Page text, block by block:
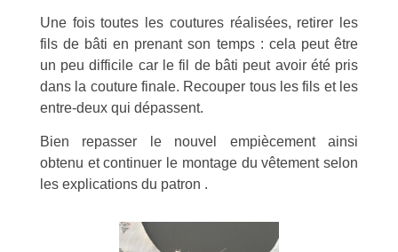
Une fois toutes les coutures réalisées, retirer les
fils de bâti en prenant son temps : cela peut être
un peu difficile car le fil de bâti peut avoir été pris
dans la couture finale. Recouper tous les fils et les
entre-deux qui dépassent.
Bien repasser le nouvel empiècement ainsi
obtenu et continuer le montage du vêtement selon
les explications du patron .